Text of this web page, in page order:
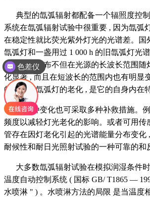
典型的氙弧辐射都配备一个辐照度控制
系统在氙弧辐射试验中很重要 , 因为氙弧
在稳定性就比荧光紫外灯光的光谱差。国
氙弧灯和一盏用过 1 000 h 的旧氙弧灯光
光谱能量分布不但在光源的长波长范围随
化显著 , 而且在短波长的范围内也有明显
的原因是氙弧灯的老化 , 是它的自身内在
对这种变化也可采取多种补救措施。例
频度以减轻灯光老化的影响。或者可用传
管存在因灯老化引起的光谱能量分布变化
耐候性和耐日光照射试验的一种可靠的和
大多数氙弧辐射试验在模拟润湿条件
温度自动控制系统 ( 国标 GB/ T1865 —
水喷淋 " ) 。水喷淋方法的局限 是当温度
色差仪
光泽度仪